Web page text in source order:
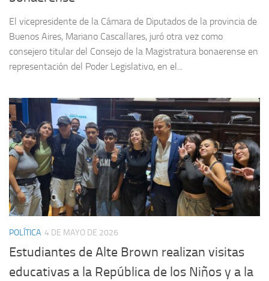
El vicepresidente de la Cámara de Diputados de la provincia de
Buenos Aires, Mariano Cascallares, juró otra vez como
consejero titular del Consejo de la Magistratura bonaerense en
representación del Poder Legislativo, en el...
POLÍTICA 4 DE MAYO DE 2026
Estudiantes de Alte Brown realizan visitas
educativas a la República de los Niños y a la